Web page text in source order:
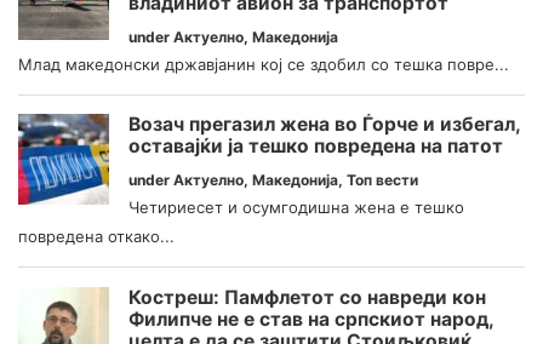
under Актуелно, Македонија
Млад македонски државјанин кој се здобил со тешка повре...
Возач прегазил жена во Ѓорче и избегал,
оставајќи ја тешко повредена на патот
under Актуелно, Македонија, Топ вести
Четириесет и осумгодишна жена е тешко
повредена откако...
Костреш: Памфлетот со навреди кон
Филипче не е став на српскиот народ,